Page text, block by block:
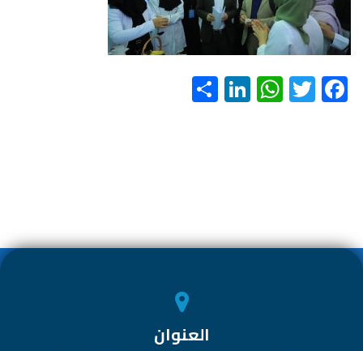
F
ac
T
wi
W
h
p
Li
nk
العنوان